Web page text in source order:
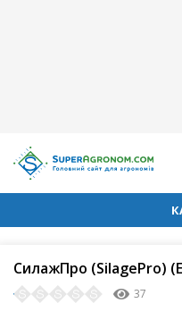
СилажПро (SilagePro)
37